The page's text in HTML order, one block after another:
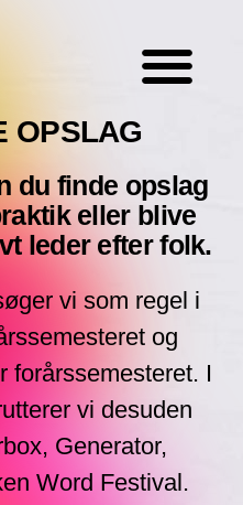
OPSLAG
du finde opslag
eller blive
leder efter folk.
vi som regel i
og
forårssemesteret. I
vi desuden
Generator,
Word Festival.